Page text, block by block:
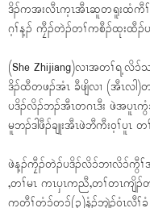
ဒိၣ်ကအးလီၤက့ၤအီၤဆူတရူးထံကီၢ်
ဂ့ၢ်န့ၣ် ကၠီၣ်တဲၣ်တၢ်ကစီၣ်ထုးထီၣ်ပၥ်
(She Zhijiang)လၢအတၢ်ရ့လိၥ်
ဒိၣ်ထီတဖၣ်အံၤ ခီဖျိလၢ (အီၤလ
ပဒိၣ်လိၣ်ဘၣ်အီၤတဂၤဒီး ဖဲအပူၤ
မူဘၣ်ဒါဖီၣ်ချုးအီၤဖဲဘီကီးဝ့ၢ်ပူၤ
ဖဲန့ၣ်ကၠီၣ်တဲၣ်ပဒိၣ်လိၥ်ဘၢလိၥ်ကွီၢ်
,တၢ်မၤ ကၤပှၤကညီ,တၢ်တၤကျိ
ကတီၢ်တံၥ်တၥ်(၃)နံၣ်ဘျဲၣ်ဝံၤလီၢ်